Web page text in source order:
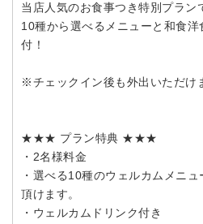
当店人気のお食事つき特別プラン
10種から選べるメニューと和食
付！
※チェックイン後も外出いただけ
★★★ プラン特典 ★★★
・2名様料金
・選べる10種のウェルカムメニ
頂けます。
・ウェルカムドリンク付き